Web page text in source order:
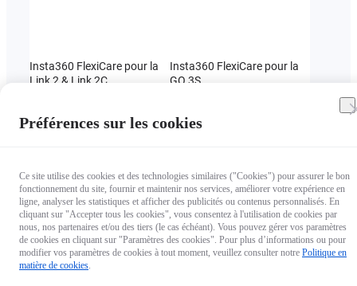
Insta360 FlexiCare pour la
Link 2 & Link 2C
Insta360 FlexiCare pour la
GO 3S
Préférences sur les cookies
Ce site utilise des cookies et des technologies similaires ("Cookies") pour assurer le bon
fonctionnement du site, fournir et maintenir nos services, améliorer votre expérience en
ligne, analyser les statistiques et afficher des publicités ou contenus personnalisés. En
cliquant sur "Accepter tous les cookies", vous consentez à l'utilisation de cookies par
nous, nos partenaires et/ou des tiers (le cas échéant). Vous pouvez gérer vos paramètres
de cookies en cliquant sur "Paramètres des cookies". Pour plus d’informations ou pour
modifier vos paramètres de cookies à tout moment, veuillez consulter notre Politique en
matière de cookies.